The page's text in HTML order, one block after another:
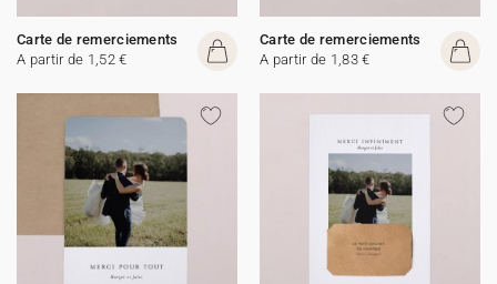
Carte de remerciements
A partir de 1,52 €
Carte de remerciements
A partir de 1,83 €